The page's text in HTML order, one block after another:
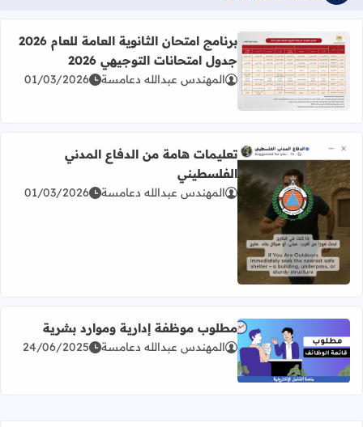
اقرأ المزيد عن برنامج امتحان الثانوية العامة للعام 2026 جدول امتحانات التوجيهي 2026
برنامج امتحان الثانوية العامة للعام 2026
جدول امتحانات التوجيهي 2026
المهندس عبدالله دعامسة 01/03/2026
اقرأ المزيد عن تعليمات هامة من الدفاع المدني الفلسطيني
تعليمات هامة من الدفاع المدني
الفلسطيني
المهندس عبدالله دعامسة 01/03/2026
اقرأ المزيد عن مطلوب موظفة إدارية وموارد بشرية
مطلوب موظفة إدارية وموارد بشرية
المهندس عبدالله دعامسة 24/06/2025